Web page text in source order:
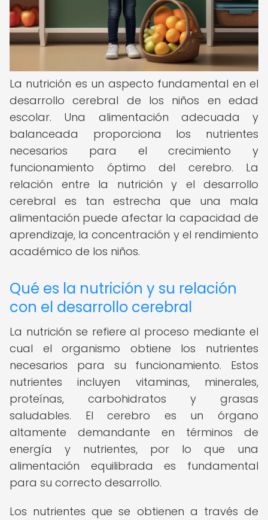
La nutrición es un aspecto fundamental en el
desarrollo cerebral de los niños en edad
escolar. Una alimentación adecuada y
balanceada proporciona los nutrientes
necesarios para el crecimiento y
funcionamiento óptimo del cerebro. La
relación entre la nutrición y el desarrollo
cerebral es tan estrecha que una mala
alimentación puede afectar la capacidad de
aprendizaje, la concentración y el rendimiento
académico de los niños.
Qué es la nutrición y su relación
con el desarrollo cerebral
La nutrición se refiere al proceso mediante el
cual el organismo obtiene los nutrientes
necesarios para su funcionamiento. Estos
nutrientes incluyen vitaminas, minerales,
proteínas, carbohidratos y grasas
saludables. El cerebro es un órgano
altamente demandante en términos de
energía y nutrientes, por lo que una
alimentación equilibrada es fundamental
para su correcto desarrollo.
Los nutrientes que se obtienen a través de